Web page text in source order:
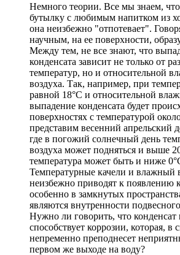
Немного теории. Все мы знаем,
бутылку с любимым напитком из
она неизбежно "отпотевает".
научным, на ее поверхности,
Между тем, не все знают, что
конденсата зависит не только от
температур, но и относительной
воздуха. Так, например, при
равной 18°С и относительной
выпадение конденсата будет
поверхностях с температурой
представим весенний апрельский
где в погожий солнечный день
воздуха может подняться и выше
температура может быть и ниже
Температурные качели и влажный
неизбежно приводят к появлению
особенно в замкнутых
являются внутренности
Нужно ли говорить, что конденсат
способствует коррозии, которая, в
непременно преподнесет
первом же выходе на воду?